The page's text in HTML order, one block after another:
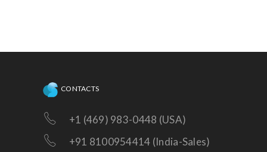
CONTACTS
+1 (469) 983-0448 (USA)
+91 8100954414 (India-Sales)